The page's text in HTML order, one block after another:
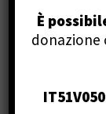
Pranzo
Bruna è
È
donazione